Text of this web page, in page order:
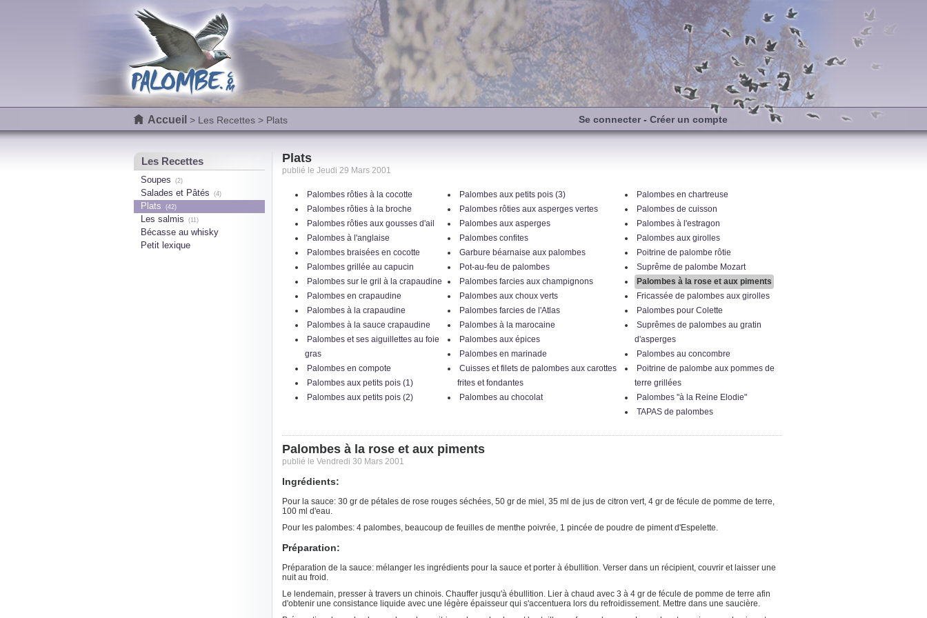
Accueil > Les Recettes> Plats Se connecter- Créer un compte
Les Recettes
Soupes (2)
Salades et Pâtés (4)
Plats (42)
Les salmis (11)
Bécasse au whisky
Petit lexique
Plats
publié le Jeudi 29 Mars 2001
Palombes rôties à la cocotte
Palombes rôties à la broche
Palombes rôties aux gousses d'ail
Palombes à l'anglaise
Palombes braisées en cocotte
Palombes grillée au capucin
Palombes sur le gril à la crapaudine
Palombes en crapaudine
Palombes à la crapaudine
Palombes à la sauce crapaudine
Palombes et ses aiguillettes au foie
gras
Palombes en compote
Palombes aux petits pois (1)
Palombes aux petits pois (2)
Palombes aux petits pois (3)
Palombes rôties aux asperges vertes
Palombes aux asperges
Palombes confites
Garbure béarnaise aux palombes
Pot-au-feu de palombes
Palombes farcies aux champignons
Palombes aux choux verts
Palombes farcies de l'Atlas
Palombes à la marocaine
Palombes aux épices
Palombes en marinade
Cuisses et filets de palombes aux carottes
frites et fondantes
Palombes au chocolat
Palombes en chartreuse
Palombes de cuisson
Palombes à l'estragon
Palombes aux girolles
Poitrine de palombe rôtie
Suprême de palombe Mozart
Palombes à la rose et aux piments
Fricassée de palombes aux girolles
Palombes pour Colette
Suprêmes de palombes au gratin
d'asperges
Palombes au concombre
Poitrine de palombe aux pommes de
terre grillées
Palombes "à la Reine Elodie"
TAPAS de palombes
Palombes à la rose et aux piments
publié le Vendredi 30 Mars 2001
Ingrédients:
Pour la sauce: 30 gr de pétales de rose rouges séchées, 50 gr de miel, 35 ml de jus de citron vert, 4 gr de fécule de pomme de terre,
100 ml d'eau.
Pour les palombes: 4 palombes, beaucoup de feuilles de menthe poivrée, 1 pincée de poudre de piment d'Espelette.
Préparation:
Préparation de la sauce: mélanger les ingrédients pour la sauce et porter à ébullition. Verser dans un récipient, couvrir et laisser une
nuit au froid.
Le lendemain, presser à travers un chinois. Chauffer jusqu'à ébullition. Lier à chaud avec 3 à 4 gr de fécule de pomme de terre afin
d'obtenir une consistance liquide avec une légère épaisseur qui s'accentuera lors du refroidissement. Mettre dans une saucière.